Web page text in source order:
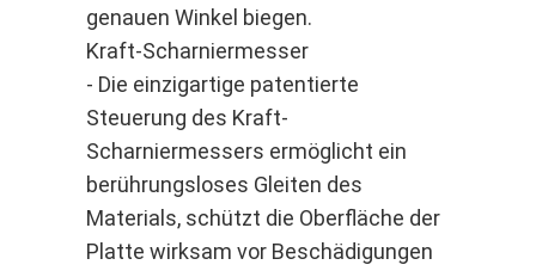
genauen Winkel biegen.
Kraft-Scharniermesser
- Die einzigartige patentierte
Steuerung des Kraft-
Scharniermessers ermöglicht ein
berührungsloses Gleiten des
Materials, schützt die Oberfläche der
Platte wirksam vor Beschädigungen